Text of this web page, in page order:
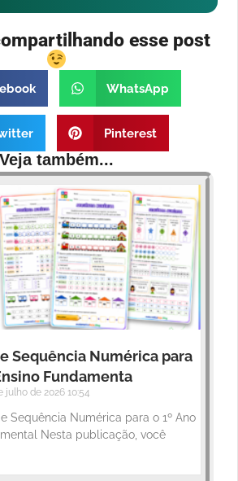
esse post
WhatsApp
Pinterest
Veja também...
Sequência Numérica para
Fundamenta
julho de 2026 10:54
Sequência Numérica para o 1º Ano
Nesta publicação, você